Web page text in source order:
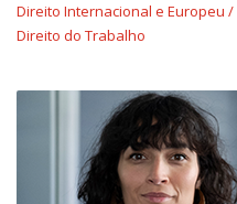
Direito Internacional e Europeu
Direito do Trabalho